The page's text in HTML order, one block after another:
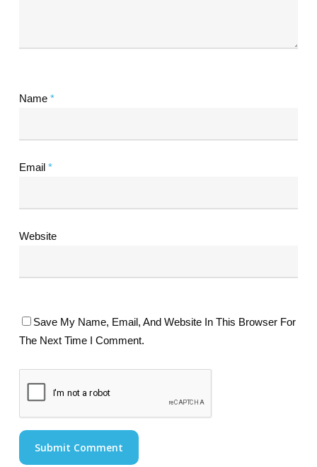
Name *
Email *
Website
Save My Name, Email, And Website In This Browser For
The Next Time I Comment.